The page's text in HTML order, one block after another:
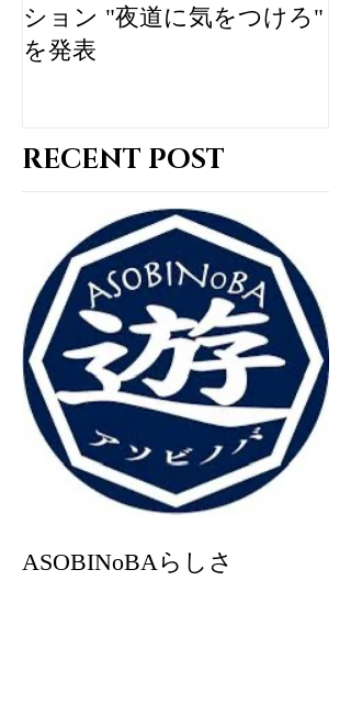
ション "夜道に気をつけろ"
を発表
RECENT POST
ASOBINoBAらしさ